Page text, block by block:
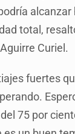
total,
Curiel.
fuertes
75 por